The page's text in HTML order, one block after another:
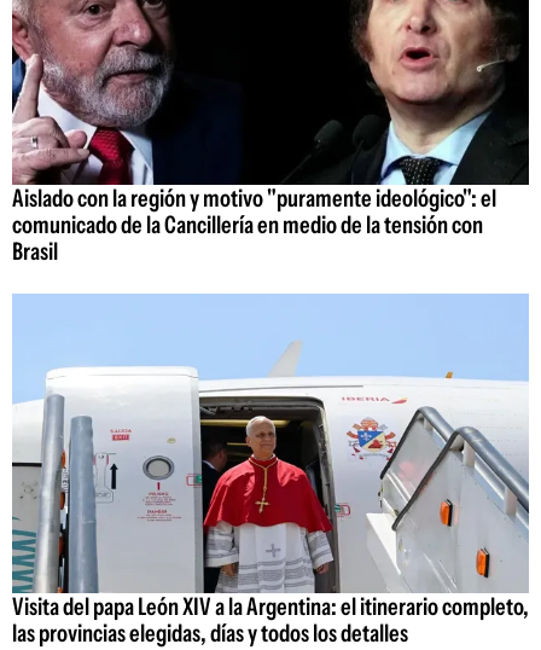
Aislado con la región y motivo "puramente ideológico": el
comunicado de la Cancillería en medio de la tensión con
Brasil
Visita del papa León XIV a la Argentina: el itinerario completo,
las provincias elegidas, días y todos los detalles